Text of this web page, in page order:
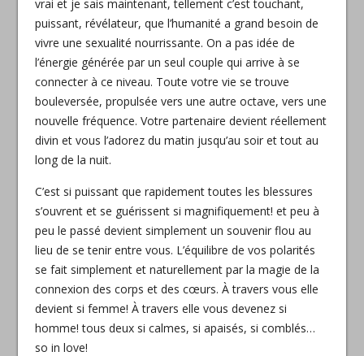
vrai et je sais maintenant, tellement c’est touchant,
puissant, révélateur, que l’humanité a grand besoin de
vivre une sexualité nourrissante. On a pas idée de
l’énergie générée par un seul couple qui arrive à se
connecter à ce niveau. Toute votre vie se trouve
bouleversée, propulsée vers une autre octave, vers une
nouvelle fréquence. Votre partenaire devient réellement
divin et vous l’adorez du matin jusqu’au soir et tout au
long de la nuit.
C’est si puissant que rapidement toutes les blessures
s’ouvrent et se guérissent si magnifiquement! et peu à
peu le passé devient simplement un souvenir flou au
lieu de se tenir entre vous. L’équilibre de vos polarités
se fait simplement et naturellement par la magie de la
connexion des corps et des cœurs. À travers vous elle
devient si femme! À travers elle vous devenez si
homme! tous deux si calmes, si apaisés, si comblés…
so in love!